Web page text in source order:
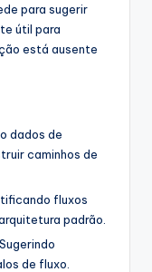
para sugerir
útil para
está ausente
dados de
caminhos de
fluxos
padrão.
Sugerindo
de fluxo.